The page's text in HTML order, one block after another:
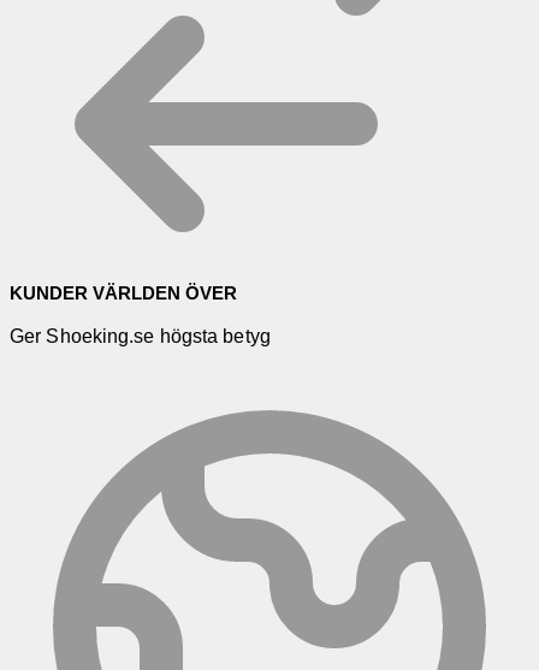
KUNDER VÄRLDEN ÖVER
Ger Shoeking.se högsta betyg